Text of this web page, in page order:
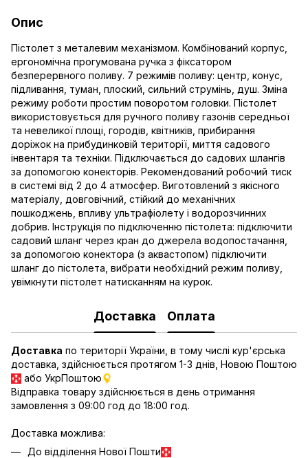
Опис
Пістолет з металевим механізмом. Комбінований корпус,
ергономічна прогумована ручка з фіксатором
безперервного поливу. 7 режимів поливу: центр, конус,
підливання, туман, плоский, сильний струмінь, душ. Зміна
режиму роботи простим поворотом головки. Пістолет
використовується для ручного поливу газонів середньої
та невеликої площі, городів, квітників, прибирання
доріжок на прибудинковій території, миття садового
інвентаря та техніки. Підключається до садових шлангів
за допомогою конекторів. Рекомендований робочий тиск
в системі від 2 до 4 атмосфер. Виготовлений з якісного
матеріалу, довговічний, стійкий до механічних
пошкоджень, впливу ультрафіолету і водорозчинних
добрив. Інструкція по підключенню пістолета: підключити
садовий шланг через кран до джерела водопостачання,
за допомогою конектора (з аквастопом) підключити
шланг до пістолета, вибрати необхідний режим поливу,
увімкнути пістолет натисканням на курок.
Доставка Оплата
Доставка по території України, в тому числі кур'єрська
доставка, здійснюється протягом 1-3 днів, Новою Поштою
або УкрПоштою
Відправка товару здійснюється в день отримання
замовлення з 09:00 год до 18:00 год.
Доставка можлива:
До відділення Нової Пошти